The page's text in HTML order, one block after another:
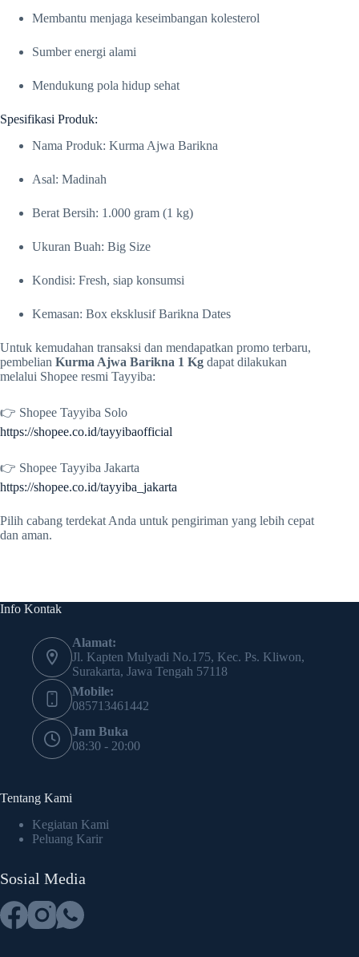
Membantu menjaga keseimbangan kolesterol
Sumber energi alami
Mendukung pola hidup sehat
Spesifikasi Produk:
Nama Produk: Kurma Ajwa Barikna
Asal: Madinah
Berat Bersih: 1.000 gram (1 kg)
Ukuran Buah: Big Size
Kondisi: Fresh, siap konsumsi
Kemasan: Box eksklusif Barikna Dates
Untuk kemudahan transaksi dan mendapatkan promo terbaru,
pembelian Kurma Ajwa Barikna 1 Kg dapat dilakukan
melalui Shopee resmi Tayyiba:
👉 Shopee Tayyiba Solo
https://shopee.co.id/tayyibaofficial
👉 Shopee Tayyiba Jakarta
https://shopee.co.id/tayyiba_jakarta
Pilih cabang terdekat Anda untuk pengiriman yang lebih cepat
dan aman.
Info Kontak
Alamat:
Jl. Kapten Mulyadi No.175, Kec. Ps. Kliwon,
Surakarta, Jawa Tengah 57118
Mobile:
085713461442
Jam Buka
08:30 - 20:00
Tentang Kami
Kegiatan Kami
Peluang Karir
Sosial Media